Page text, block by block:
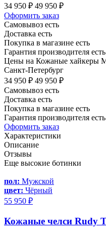
34 950 ₽ 49 950 ₽
Оформить заказ
Самовывоз есть
Доставка есть
Покупка в магазине есть
Гарантия производителя есть
Цены на Кожаные хайкеры
Санкт-Петербург
34 950 ₽ 49 950 ₽
Самовывоз есть
Доставка есть
Покупка в магазине есть
Гарантия производителя есть
Оформить заказ
Характеристики
Описание
Отзывы
Еще высокие ботинки
пол: Мужской
цвет: Чёрный
55 950 ₽
Кожаные челси Rudy